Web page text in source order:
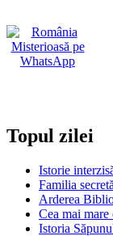
al
femeii
care
la
an
după
nuntă
și
a
Topul zilei
Istorie
Familia
Arderea
Cea mai
Istoria